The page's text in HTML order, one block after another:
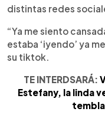
distintas redes
“Ya me siento
estaba ‘iyendo’ ya
su tiktok.
TE INTERDSARÁ:
Estefany, la linda